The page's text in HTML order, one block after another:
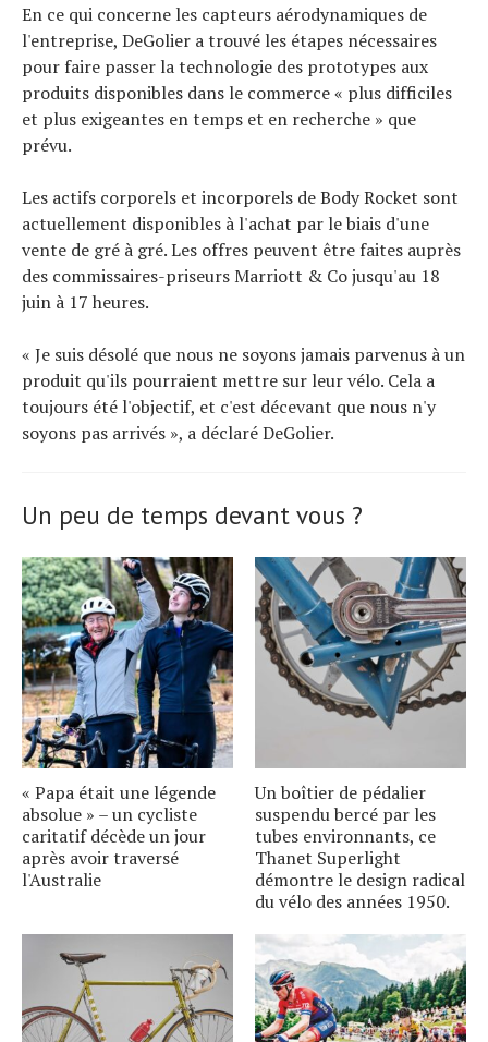
En ce qui concerne les capteurs aérodynamiques de
l'entreprise, DeGolier a trouvé les étapes nécessaires
pour faire passer la technologie des prototypes aux
produits disponibles dans le commerce « plus difficiles
et plus exigeantes en temps et en recherche » que
prévu.
Les actifs corporels et incorporels de Body Rocket sont
actuellement disponibles à l'achat par le biais d'une
vente de gré à gré. Les offres peuvent être faites auprès
des commissaires-priseurs Marriott & Co jusqu'au 18
juin à 17 heures.
« Je suis désolé que nous ne soyons jamais parvenus à un
produit qu'ils pourraient mettre sur leur vélo. Cela a
toujours été l'objectif, et c'est décevant que nous n'y
soyons pas arrivés », a déclaré DeGolier.
Un peu de temps devant vous ?
« Papa était une légende
absolue » – un cycliste
caritatif décède un jour
après avoir traversé
l'Australie
Un boîtier de pédalier
suspendu bercé par les
tubes environnants, ce
Thanet Superlight
démontre le design radical
du vélo des années 1950.